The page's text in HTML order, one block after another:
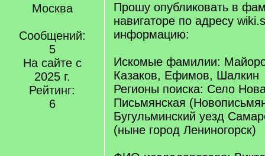
Москва
Сообщений:
5
На сайте с
2025 г.
Рейтинг:
6
Прошу опубликовать в
навигаторе по адресу
информацию:
Искомые фамилии:
Казаков, Ефимов, Шалкин
Регионы поиска: Село
Письмянская
Бугульминский уезд
(ныне город Лениногорск)